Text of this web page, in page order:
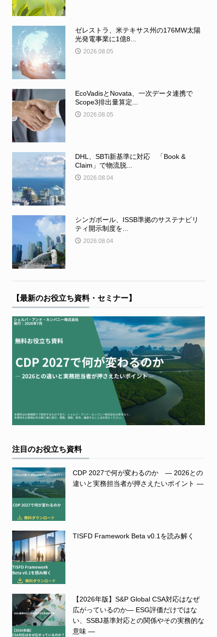
ゼレストラ、米テキサス州の176MW太陽
光発電事業に1億8...
2026.08.05
EcoVadisとNovata、一次データ連携で
Scope3排出量算定...
2026.08.05
DHL、SBTi新基準に対応 「Book &
Claim」で物流脱...
2026.08.04
シンガポール、ISSB準拠のサステナビリ
ティ開示制度を...
2026.08.04
【最新のお役立ち資料・セミナー】
注目のお役立ち資料
CDP 2027で何が変わるのか ― 2026との
違いと実務担当者が押さえたいポイント ―
TISFD Framework Beta v0.1を読み解く
【2026年版】S&P Global CSA対応はなぜ
広がっているのか― ESG評価だけではな
い、SSBJ基準対応との関係やその実務的な
意味 ―